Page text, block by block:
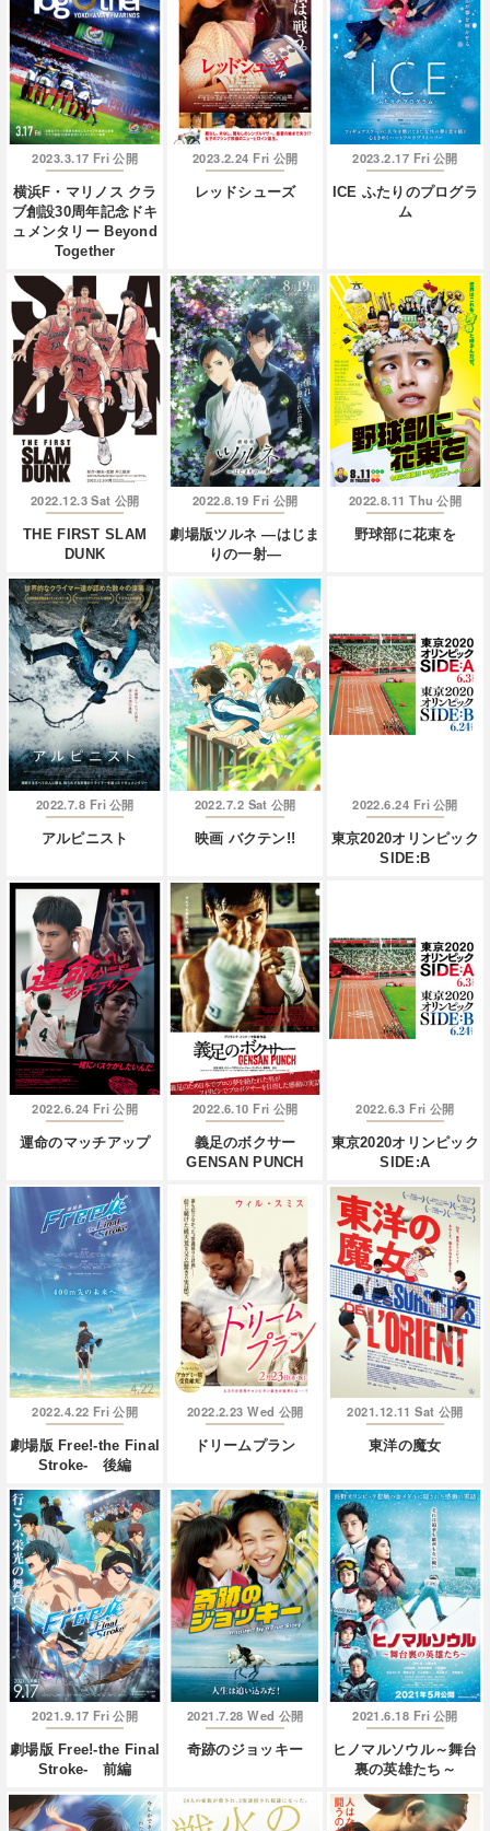
2023.3.17 Fri 公開
横浜F・マリノス クラ
ブ創設30周年記念ドキ
ュメンタリー Beyond
Together
2023.2.24 Fri 公開
レッドシューズ
2023.2.17 Fri 公開
ICE ふたりのプログラ
ム
2022.12.3 Sat 公開
THE FIRST SLAM
DUNK
2022.8.19 Fri 公開
劇場版ツルネ ―はじま
りの一射―
2022.8.11 Thu 公開
野球部に花束を
2022.7.8 Fri 公開
アルピニスト
2022.7.2 Sat 公開
映画 バクテン!!
2022.6.24 Fri 公開
東京2020オリンピック
SIDE:B
2022.6.24 Fri 公開
運命のマッチアップ
2022.6.10 Fri 公開
義足のボクサー
GENSAN PUNCH
2022.6.3 Fri 公開
東京2020オリンピック
SIDE:A
2022.4.22 Fri 公開
劇場版 Free!-the Final
Stroke- 後編
2022.2.23 Wed 公開
ドリームプラン
2021.12.11 Sat 公開
東洋の魔女
2021.9.17 Fri 公開
劇場版 Free!-the Final
Stroke- 前編
2021.7.28 Wed 公開
奇跡のジョッキー
2021.6.18 Fri 公開
ヒノマルソウル～舞台
裏の英雄たち～